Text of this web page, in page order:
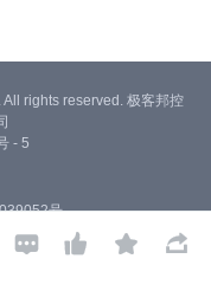
   
rights reserved. 极客邦控
- 5
号